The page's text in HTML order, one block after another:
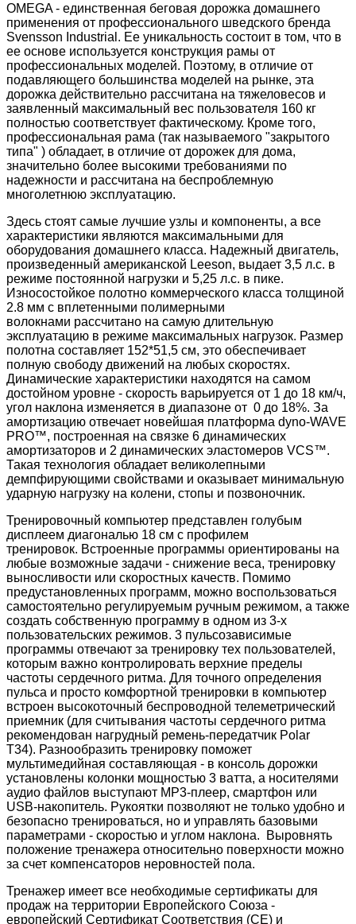
OMEGA - единственная беговая дорожка домашнего
применения от профессионального шведского бренда
Svensson Industrial. Ее уникальность состоит в том, что в
ее основе используется конструкция рамы от
профессиональных моделей. Поэтому, в отличие от
подавляющего большинства моделей на рынке, эта
дорожка действительно рассчитана на тяжеловесов и
заявленный максимальный вес пользователя 160 кг
полностью соответствует фактическому. Кроме того,
профессиональная рама (так называемого "закрытого
типа" ) обладает, в отличие от дорожек для дома,
значительно более высокими требованиями по
надежности и рассчитана на беспроблемную
многолетнюю эксплуатацию.
Здесь стоят самые лучшие узлы и компоненты, а все
характеристики являются максимальными для
оборудования домашнего класса. Надежный двигатель,
произведенный американской Leeson, выдает 3,5 л.с. в
режиме постоянной нагрузки и 5,25 л.с. в пике.
Износостойкое полотно коммерческого класса толщиной
2.8 мм с вплетенными полимерными
волокнами рассчитано на самую длительную
эксплуатацию в режиме максимальных нагрузок. Размер
полотна составляет 152*51,5 см, это обеспечивает
полную свободу движений на любых скоростях.
Динамические характеристики находятся на самом
достойном уровне - скорость варьируется от 1 до 18 км/ч,
угол наклона изменяется в диапазоне от 0 до 18%. За
амортизацию отвечает новейшая платформа dyno-WAVE
PRO™, построенная на связке 6 динамических
амортизаторов и 2 динамических эластомеров VCS™.
Такая технология обладает великолепными
демпфирующими свойствами и оказывает минимальную
ударную нагрузку на колени, стопы и позвоночник.
Тренировочный компьютер представлен голубым
дисплеем диагональю 18 см с профилем
тренировок. Встроенные программы ориентированы на
любые возможные задачи - снижение веса, тренировку
выносливости или скоростных качеств. Помимо
предустановленных программ, можно воспользоваться
самостоятельно регулируемым ручным режимом, а также
создать собственную программу в одном из 3-х
пользовательских режимов. 3 пульсозависимые
программы отвечают за тренировку тех пользователей,
которым важно контролировать верхние пределы
частоты сердечного ритма. Для точного определения
пульса и просто комфортной тренировки в компьютер
встроен высокоточный беспроводной телеметрический
приемник (для считывания частоты сердечного ритма
рекомендован нагрудный ремень-передатчик Polar
T34). Разнообразить тренировку поможет
мультимедийная составляющая - в консоль дорожки
установлены колонки мощностью 3 ватта, а носителями
аудио файлов выступают MP3-плеер, смартфон или
USB-накопитель. Рукоятки позволяют не только удобно и
безопасно тренироваться, но и управлять базовыми
параметрами - скоростью и углом наклона. Выровнять
положение тренажера относительно поверхности можно
за счет компенсаторов неровностей пола.
Тренажер имеет все необходимые сертификаты для
продаж на территории Европейского Союза -
европейский Сертификат Соответствия (CE) и